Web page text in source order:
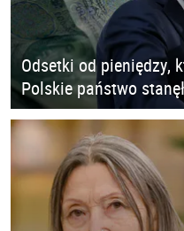
Odsetki od pieniędzy,
Polskie państwo